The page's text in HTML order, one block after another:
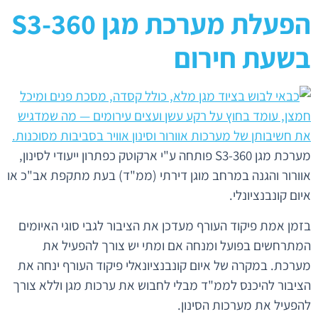
הפעלת מערכת מגן 360-S3
בשעת חירום
מערכת מגן 360-S3 פותחה ע"י ארקוטק כפתרון ייעודי לסינון,
אוורור והגנה במרחב מוגן דירתי (ממ"ד) בעת מתקפת אב"כ או
איום קונבנציונלי.
בזמן אמת פיקוד העורף מעדכן את הציבור לגבי סוגי האיומים
המתרחשים בפועל ומנחה אם ומתי יש צורך להפעיל את
מערכת. במקרה של איום קונבנציונאלי פיקוד העורף ינחה את
הציבור להיכנס לממ"ד מבלי לחבוש את ערכות מגן וללא צורך
להפעיל את מערכות הסינון.